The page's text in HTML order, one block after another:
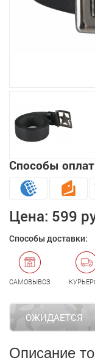
Способы
Цена: 599
Способы доставки:
САМОВЫВОЗ
ОЖИДАЕТСЯ
Описание